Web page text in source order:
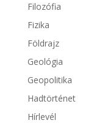
Filozófia
Fizika
Földrajz
Geológia
Geopolitika
Hadtörténet
Hírlevél